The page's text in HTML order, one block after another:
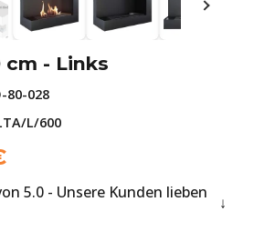
cm - Links
80-028
L/600
5.0 - Unsere Kunden lieben